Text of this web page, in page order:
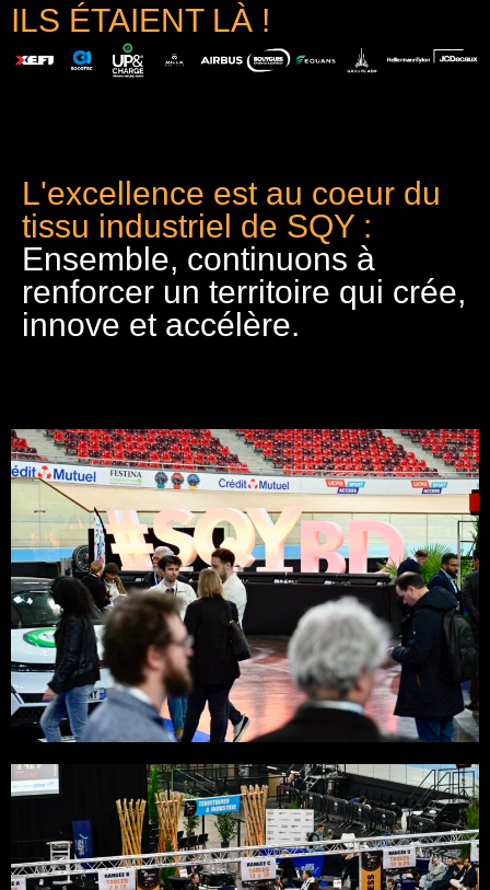
ILS ÉTAIENT LÀ !
L'excellence est au coeur du
tissu industriel de SQY :
Ensemble, continuons à
renforcer un territoire qui crée,
innove et accélère.